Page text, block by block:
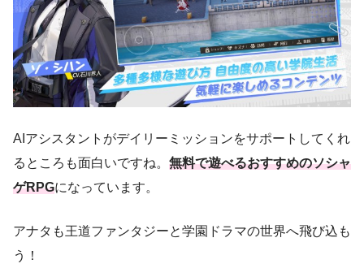
AIアシスタントがデイリーミッションをサポートしてくれ
るところも面白いですね。 無料で遊べるおすすめのソシャ
ゲRPGになっています。
アナタも王道ファンタジーと学園ドラマの世界へ飛び込も
う！